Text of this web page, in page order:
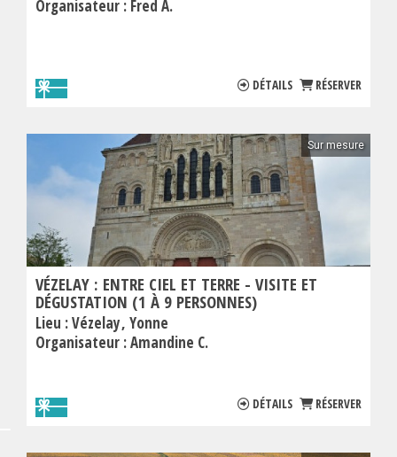
Organisateur : Fred A.
DÉTAILS RÉSERVER
Sur mesure
VÉZELAY : ENTRE CIEL ET TERRE - VISITE ET
DÉGUSTATION (1 À 9 PERSONNES)
Lieu :Vézelay Yonne
Organisateur :Amandine C.
DÉTAILS RÉSERVER